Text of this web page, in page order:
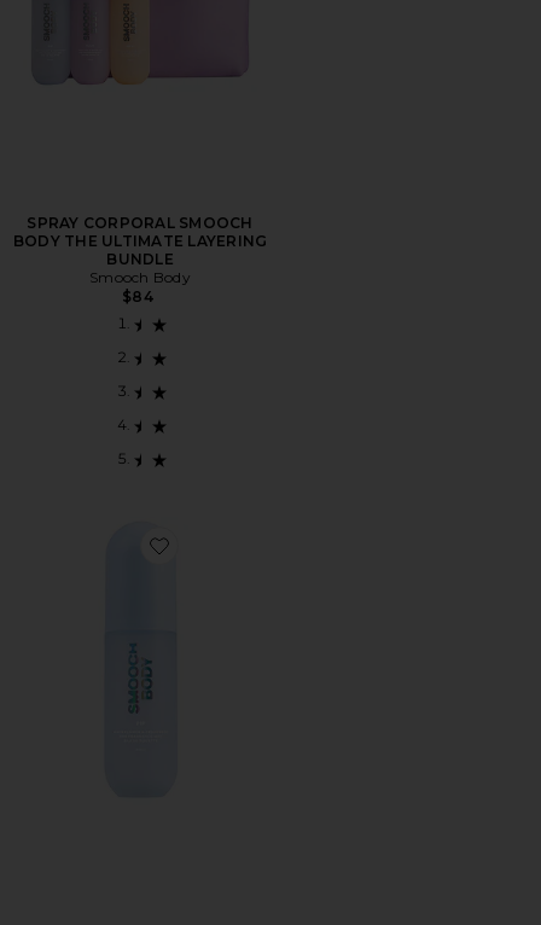
SPRAY CORPORAL SMOOCH
BODY THE ULTIMATE LAYERING
BUNDLE
Smooch Body
$84
Favorite SPRAY CORPORAL PIP FRAGRANCE MIST